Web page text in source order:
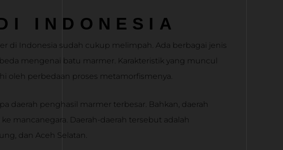
INDONESIA
di Indonesia sudah cukup melimpah. Ada berbagai jenis
mengenai batu marmer. Karakteristik yang muncul
oleh perbedaan proses metamorfismenya.
daerah penghasil marmer terbesar. Bahkan, daerah
mancanegara. Daerah-daerah tersebut adalah
dan Aceh Selatan.